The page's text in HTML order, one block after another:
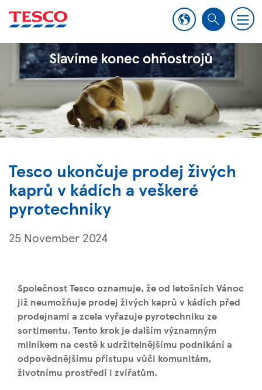
S
a
r
c
M
e
n
Tesco ukončuje prodej živých
kaprů v kádích a veškeré
pyrotechniky
25 November 2024
Společnost Tesco oznamuje, že od letošních Vánoc
již neumožňuje prodej živých kaprů v kádích před
prodejnami a zcela vyřazuje pyrotechniku ze
sortimentu. Tento krok je dalším významným
milníkem na cestě k udržitelnějšímu podnikání a
odpovědnějšímu přístupu vůči komunitám,
životnímu prostředí i zvířatům.